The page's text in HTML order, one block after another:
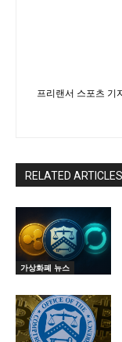
프리랜서 스포츠 기
RELATED ARTICLES
가상화폐 뉴스